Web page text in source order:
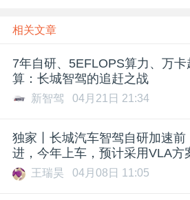
相关文章
7年自研、5EFLOPS算力、万卡
算：长城智驾的追赶之战
新智驾 04月21日 21:34
独家丨长城汽车智驾自研加速前
进，今年上车，预计采用VLA方
王瑞昊 04月08日 11:05